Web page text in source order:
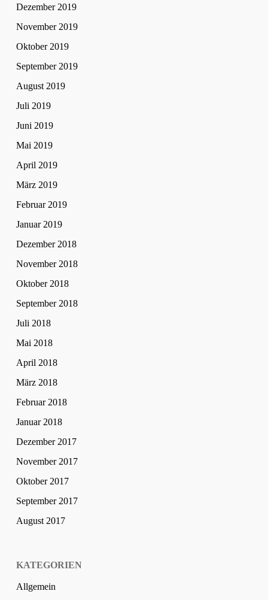
Dezember 2019
November 2019
Oktober 2019
September 2019
August 2019
Juli 2019
Juni 2019
Mai 2019
April 2019
März 2019
Februar 2019
Januar 2019
Dezember 2018
November 2018
Oktober 2018
September 2018
Juli 2018
Mai 2018
April 2018
März 2018
Februar 2018
Januar 2018
Dezember 2017
November 2017
Oktober 2017
September 2017
August 2017
KATEGORIEN
Allgemein